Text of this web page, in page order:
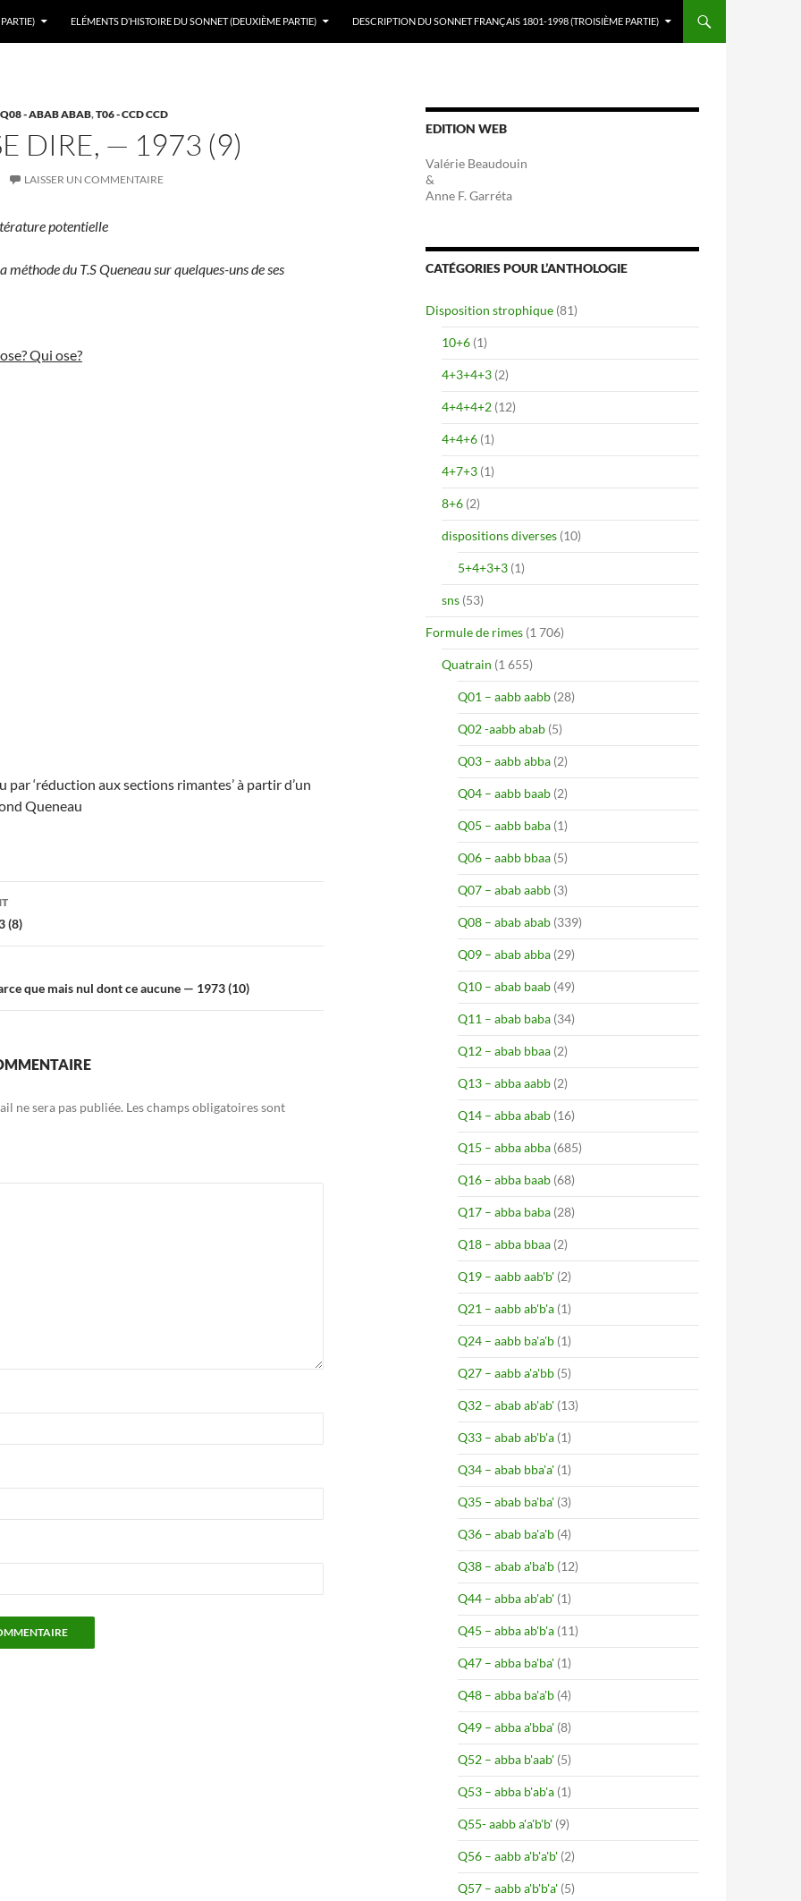
ELÉMENTS D’HISTOIRE DU SONNET (DEUXIÈME PARTIE) DESCRIPTION DU SONNET FRANÇAIS 1801-1998 (TROISIÈME PARTIE)
Q08 - ABAB ABAB,T06 - CCD CCD
DIRE, — 1973 (9)
LAISSER UN COMMENTAIRE
potentielle
méthode du T.S Queneau sur quelques-uns de ses
Qui ose?
par ‘réduction aux sections rimantes’ à partir d’un
Queneau
(8)
que mais nul dont ce aucune — 1973 (10)
ne sera pas publiée. Les champs obligatoires sont
EDITION WEB
Valérie Beaudouin
&
Anne F. Garréta
CATÉGORIES POUR L’ANTHOLOGIE
Disposition strophique (81)
10+6 (1)
4+3+4+3 (2)
4+4+4+2 (12)
4+4+6 (1)
4+7+3 (1)
8+6 (2)
dispositions diverses (10)
5+4+3+3 (1)
sns (53)
Formule de rimes (1 706)
Quatrain (1 655)
Q01 – aabb aabb (28)
Q02 -aabb abab (5)
Q03 – aabb abba (2)
Q04 – aabb baab (2)
Q05 – aabb baba (1)
Q06 – aabb bbaa (5)
Q07 – abab aabb (3)
Q08 – abab abab (339)
Q09 – abab abba (29)
Q10 – abab baab (49)
Q11 – abab baba (34)
Q12 – abab bbaa (2)
Q13 – abba aabb (2)
Q14 – abba abab (16)
Q15 – abba abba (685)
Q16 – abba baab (68)
Q17 – abba baba (28)
Q18 – abba bbaa (2)
Q19 – aabb aab'b' (2)
Q21 – aabb ab'b'a (1)
Q24 – aabb ba'a'b (1)
Q27 – aabb a'a'bb (5)
Q32 – abab ab'ab' (13)
Q33 – abab ab'b'a (1)
Q34 – abab bba'a' (1)
Q35 – abab ba'ba' (3)
Q36 – abab ba'a'b (4)
Q38 – abab a'ba'b (12)
Q44 – abba ab'ab' (1)
Q45 – abba ab'b'a (11)
Q47 – abba ba'ba' (1)
Q48 – abba ba'a'b (4)
Q49 – abba a'bba' (8)
Q52 – abba b'aab' (5)
Q53 – abba b'ab'a (1)
Q55- aabb a'a'b'b' (9)
Q56 – aabb a'b'a'b' (2)
Q57 – aabb a'b'b'a' (5)